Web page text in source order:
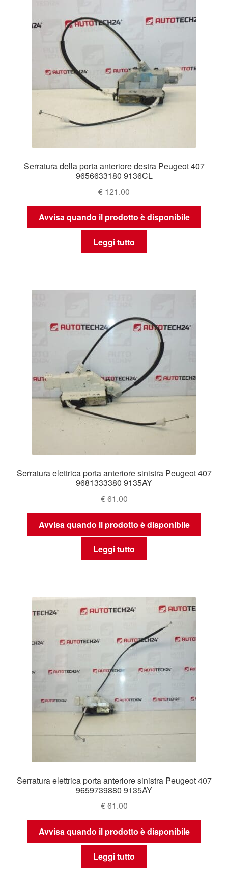
Serratura della porta anteriore destra Peugeot 407
9656633180 9136CL
€ 121.00
Avvisa quando il prodotto è disponibile
Leggi tutto
Serratura elettrica porta anteriore sinistra Peugeot 407
9681333380 9135AY
€61.00
Avvisa quando il prodotto è disponibile
Leggi tutto
Serratura elettrica porta anteriore sinistra Peugeot 407
9659739880 9135AY
€61.00
Avvisa quando il prodotto è disponibile
Leggi tutto